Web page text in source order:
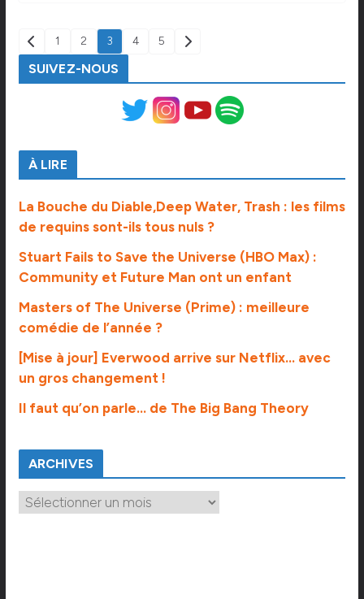
PAGINATION
DES
PUBLICATIONS
1 2 3 4 5
SUIVEZ-NOUS
À LIRE
La Bouche du Diable,Deep Water, Trash : les films
de requins sont-ils tous nuls ?
Stuart Fails to Save the Universe (HBO Max) :
Community et Future Man ont un enfant
Masters of The Universe (Prime) : meilleure
comédie de l’année ?
[Mise à jour] Everwood arrive sur Netflix… avec
un gros changement !
Il faut qu’on parle… de The Big Bang Theory
ARCHIVES
A
r